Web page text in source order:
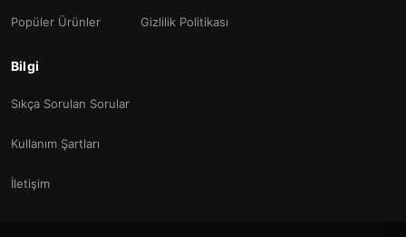
Popüler Ürünler Gizlilik Politikası
Bilgi
Sıkça Sorulan Sorular
Kullanım Şartları
İletişim